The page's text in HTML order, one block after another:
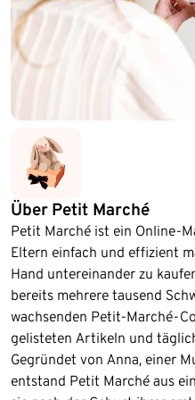
Über Petit Marché
Petit Marché ist ein Online-
Eltern einfach und effizient
Hand untereinander zu
bereits mehrere tausend
wachsenden Petit-Marché-
gelisteten Artikeln und
Gegründet von Anna, einer
entstand Petit Marché aus